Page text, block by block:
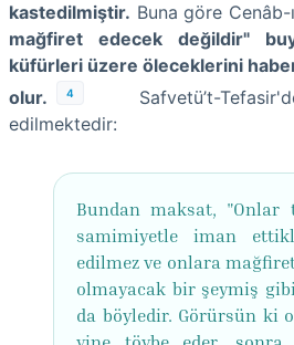
kastedilmiştir. Buna göre Cenâb-
mağfiret edecek değildir"
küfürleri üzere öleceklerini
olur.
4
Safvetü’t-
edilmektedir:
Bundan maksat,
samimiyetle iman
edilmez ve onlara
olmayacak bir şeymiş
da böyledir. Görürsün ki